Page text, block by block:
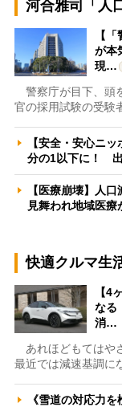
河合雅司「人
【
が本
現…
警察庁が目下、頭
官の採用試験の受験
【安全・安心ニ
分の1以下に！
【医療崩壊】人
見舞われ地域医
快適クルマ生
【4
なる
消…
あれほどもてはや
最近では減速基調に
《雪道の対応力